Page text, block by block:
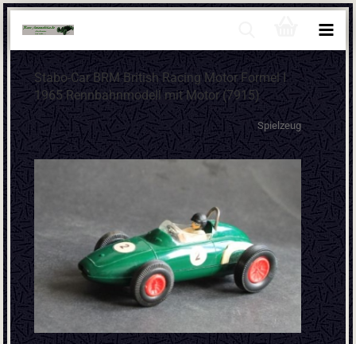
Stabo-Car BRM British Racing Motor Formel I
1965 Rennbahnmodell mit Motor (7915)
Spielzeug